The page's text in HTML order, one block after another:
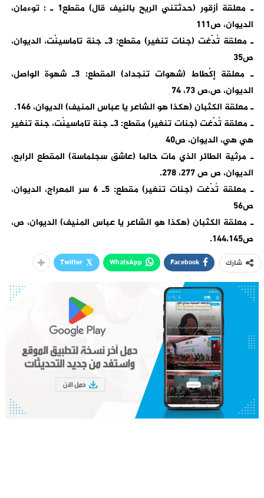
ـ معلقة أزقور (حدثتني الريح بالنيف قال) مقطع1 ـ : توءمان،
الديوان، ص111
ـ معلقة تُدْغت (جنات تنغير) مقطع: 3ـ جنة تاماسينْت، الديوان،
ص35
ـ معلقة إكْطاط (شهوات تنجداد) المقطع: 3ـ شهوة الواصل،
الديوان، ص،ص 73، 74
ـ معلقة الكثبان (هكذا هو الشاعر يا عباس المنيف) الديوان، 146.
ـ معلقة تُدْغت (جنات تنغير) مقطع: 3ـ جنة تاماسينْت، جنة تنغير
هي هي، الديوان، ص40
ـ مرثية الطائر الذي مات حالما (عاشق سجلماسة) المقطع الرابع،
الديوان، ص ص 277، 278.
ـ معلقة تُدْغت (جنات تنغير) مقطع: 5ـ 6 سر المعراج، الديوان،
ص56
ـ معلقة الكثبان (هكذا هو الشاعر يا عباس المنيف) الديوان، ص،
ص144،145.
شارك Facebook
WhatsApp
Twitter